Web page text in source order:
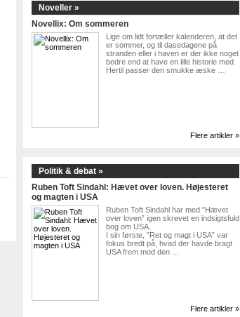
Noveller »
Novellix: Om sommeren
Lige om lidt fortæller kalenderen, at det
er sommer, og til dasedagene på
stranden eller i haven er der ikke noget
bedre end at have en lille historie med.
Hertil passer den smukke æske …
Flere artikler »
Politik & debat »
Ruben Toft Sindahl: Hævet over loven. Højesteret
og magten i USA
Ruben Toft Sindahl har med ”Hævet
over loven” igen skrevet en indsigtsfuld
bog om USA.
I sin første, ”Ret og magt i USA” var
fokus bredt på, hvad der havde bragt
USA frem mod den …
Flere artikler »